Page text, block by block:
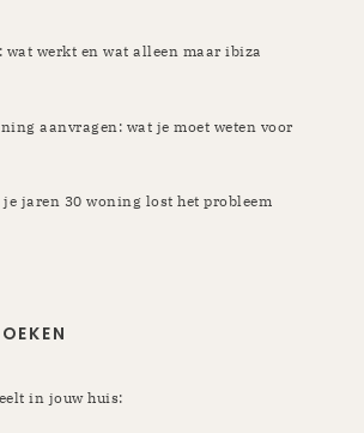
werkt en wat alleen maar ibiza
aanvragen: wat je moet weten voor
je jaren 30 woning lost het probleem
in jouw huis: